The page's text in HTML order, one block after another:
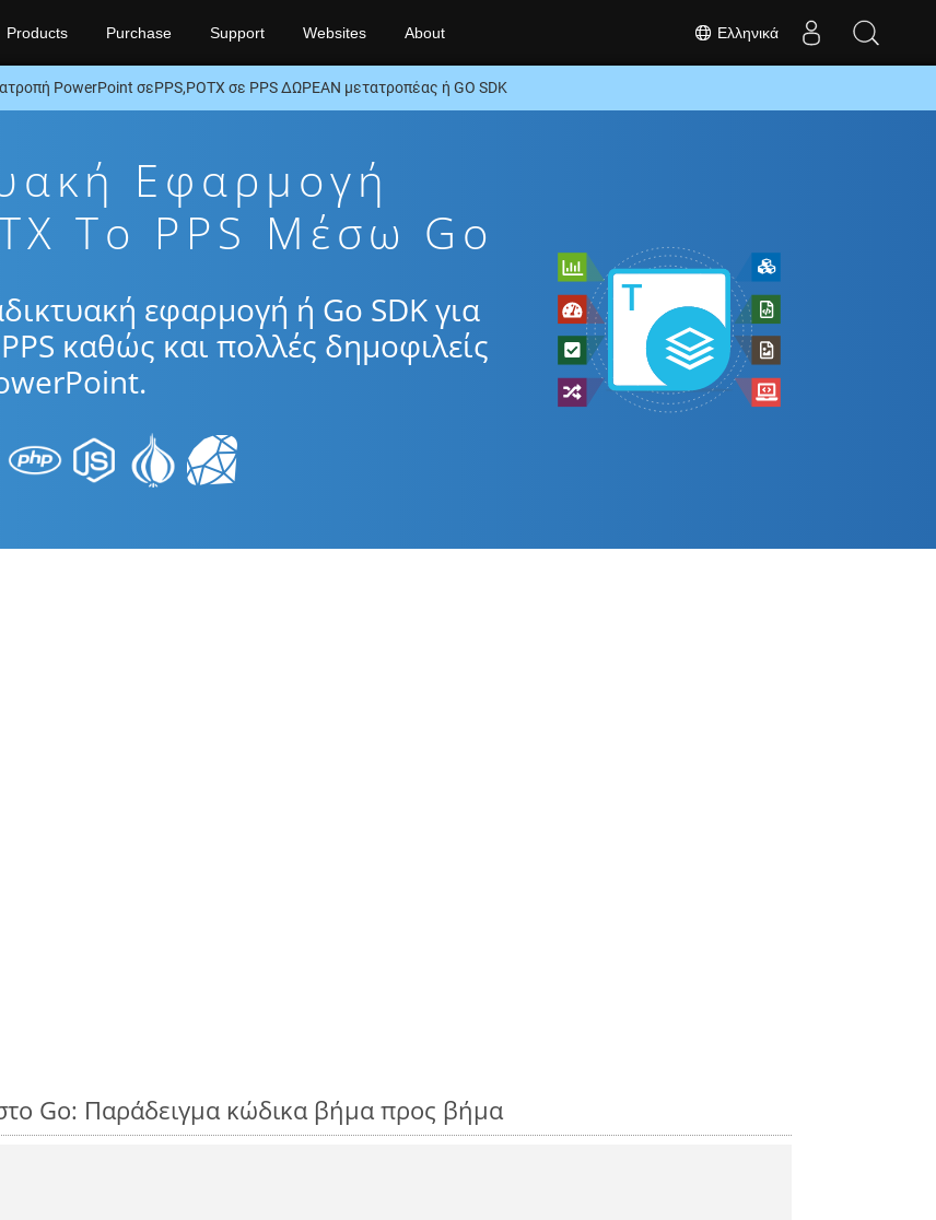
Ελληνικά
Products Purchase Support Websites About
PowerPoint σεPPS,POTX σε PPS ΔΩΡΕΑΝ μετατροπέας ή GO SDK
Εφαρμογή
To PPS Μέσω Go
εφαρμογή ή Go SDK για
καθώς και πολλές δημοφιλείς
Go: Παράδειγμα κώδικα βήμα προς βήμα